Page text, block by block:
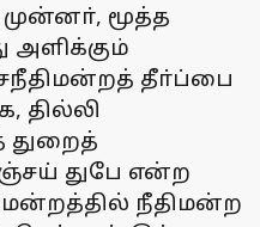
முன்னா், மூத்த
அளிக்கும்
தீா்ப்பை
தில்லி
துறைத்
துபே என்ற
நீதிமன்ற